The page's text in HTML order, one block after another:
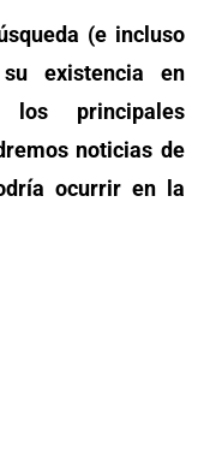
(e incluso
existencia en
los principales
noticias de
ocurrir en la